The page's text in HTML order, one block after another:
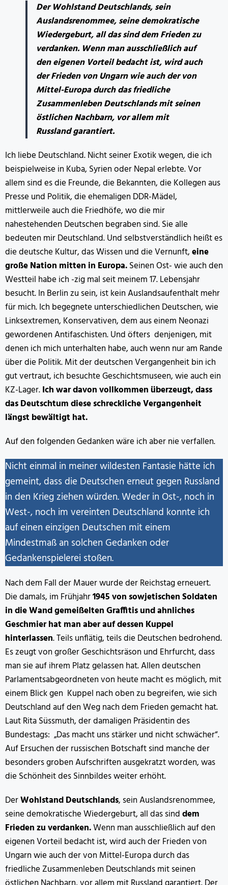
Der Wohlstand Deutschlands, sein
Auslandsrenommee, seine demokratische
Wiedergeburt, all das sind dem Frieden zu
verdanken. Wenn man ausschließlich auf
den eigenen Vorteil bedacht ist, wird auch
der Frieden von Ungarn wie auch der von
Mittel-Europa durch das friedliche
Zusammenleben Deutschlands mit seinen
östlichen Nachbarn, vor allem mit
Russland garantiert.
Ich liebe Deutschland. Nicht seiner Exotik wegen, die ich
beispielweise in Kuba, Syrien oder Nepal erlebte. Vor
allem sind es die Freunde, die Bekannten, die Kollegen aus
Presse und Politik, die ehemaligen DDR-Mädel,
mittlerweile auch die Friedhöfe, wo die mir
nahestehenden Deutschen begraben sind. Sie alle
bedeuten mir Deutschland. Und selbstverständlich heißt es
die deutsche Kultur, das Wissen und die Vernunft,eine
große Nation mitten in Europa.Seinen Ost- wie auch den
Westteil habe ich -zig mal seit meinem 17. Lebensjahr
besucht. In Berlin zu sein, ist kein Auslandsaufenthalt mehr
für mich. Ich begegnete unterschiedlichen Deutschen, wie
Linksextremen, Konservativen, dem aus einem Neonazi
gewordenen Antifaschisten. Und öfters denjenigen, mit
denen ich mich unterhalten habe, auch wenn nur am Rande
über die Politik. Mit der deutschen Vergangenheit bin ich
gut vertraut, ich besuchte Geschichtsmuseen, wie auch ein
KZ-Lager.Ich war davon vollkommen überzeugt, dass
das Deutschtum diese schreckliche Vergangenheit
längst bewältigt hat.
Auf den folgenden Gedanken wäre ich aber nie verfallen.
Nicht einmal in meiner wildesten Fantasie hätte ich
gemeint, dass die Deutschen erneut gegen Russland
in den Krieg ziehen würden. Weder in Ost-, noch in
West-, noch im vereinten Deutschland konnte ich
auf einen einzigen Deutschen mit einem
Mindestmaß an solchen Gedanken oder
Gedankenspielerei stoßen.
Nach dem Fall der Mauer wurde der Reichstag erneuert.
Die damals, im Frühjahr1945 von sowjetischen Soldaten
in die Wand gemeißelten Graffitis und ahnliches
Geschmier hat man aber auf dessen Kuppel
hinterlassen. Teils unflätig, teils die Deutschen bedrohend.
Es zeugt von großer Geschichtsräson und Ehrfurcht, dass
man sie auf ihrem Platz gelassen hat. Allen deutschen
Parlamentsabgeordneten von heute macht es möglich, mit
einem Blick gen Kuppel nach oben zu begreifen, wie sich
Deutschland auf den Weg nach dem Frieden gemacht hat.
Laut Rita Süssmuth, der damaligen Präsidentin des
Bundestags: „Das macht uns stärker und nicht schwächer“.
Auf Ersuchen der russischen Botschaft sind manche der
besonders groben Aufschriften ausgekratzt worden, was
die Schönheit des Sinnbildes weiter erhöht.
DerWohlstand Deutschlands, sein Auslandsrenommee,
seine demokratische Wiedergeburt, all das sinddem
Frieden zu verdanken.Wenn man ausschließlich auf den
eigenen Vorteil bedacht ist, wird auch der Frieden von
Ungarn wie auch der von Mittel-Europa durch das
friedliche Zusammenleben Deutschlands mit seinen